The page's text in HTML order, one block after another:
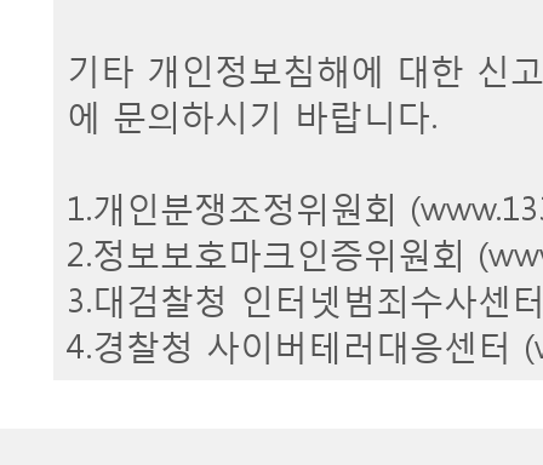
기타 개인정보침해에 대한 신
에 문의하시기 바랍니다.
1.개인분쟁조정위원회
2.정보보호마크인증위원회
3.대검찰청 인터넷범죄수사센
4.경찰청 사이버테러대응센터